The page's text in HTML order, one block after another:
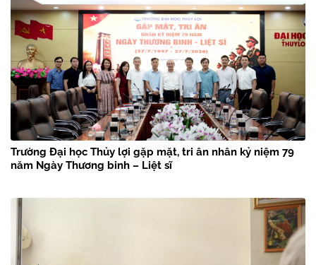
Trường Đại học Thủy lợi gặp mặt, tri ân nhân kỷ niệm 79
năm Ngày Thương binh – Liệt sĩ